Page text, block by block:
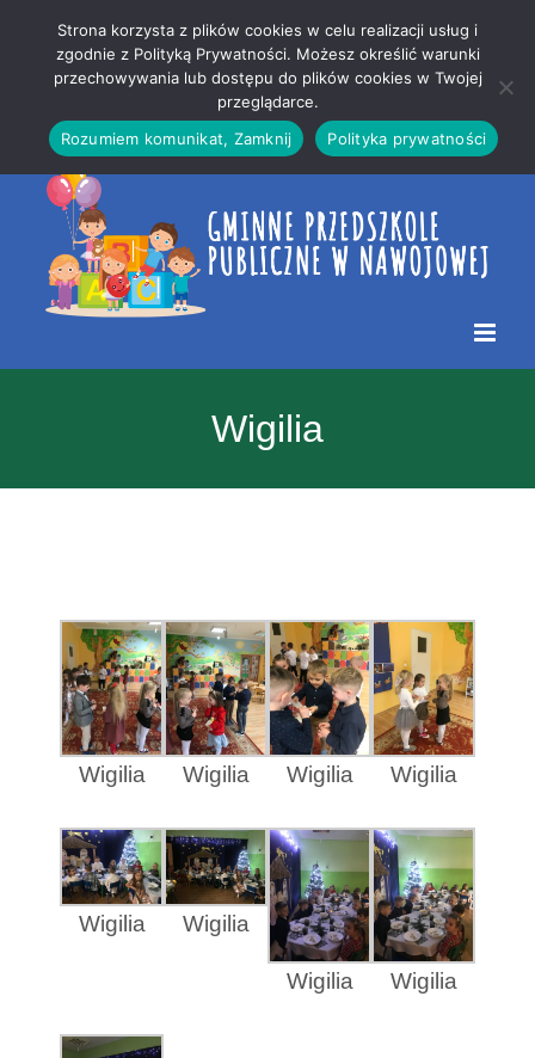
treści
strony
Wigilia
Wigilia Wigilia Wigilia Wigilia
Wigilia Wigilia
Wigilia Wigilia
Strona korzysta z plików cookies w celu realizacji usług i
zgodnie z Polityką Prywatności. Możesz określić warunki
przechowywania lub dostępu do plików cookies w Twojej
przeglądarce.
Rozumiem komunikat, Zamknij
Polityka prywatności